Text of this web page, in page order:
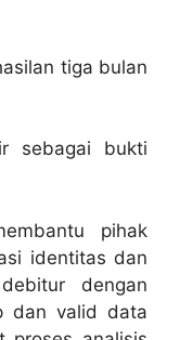
tiga bulan
sebagai bukti
pihak
identitas dan
dengan
dan valid data